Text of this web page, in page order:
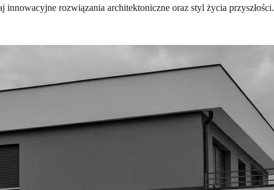
rozwiązania architektoniczne oraz styl życia przyszłości.